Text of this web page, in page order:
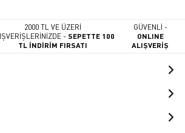
2000 TL VE ÜZERİ
-SEPETTE 100
TL İNDİRİM FIRSATI
GÜVENLİ -
ONLINE
ALIŞVERİŞ